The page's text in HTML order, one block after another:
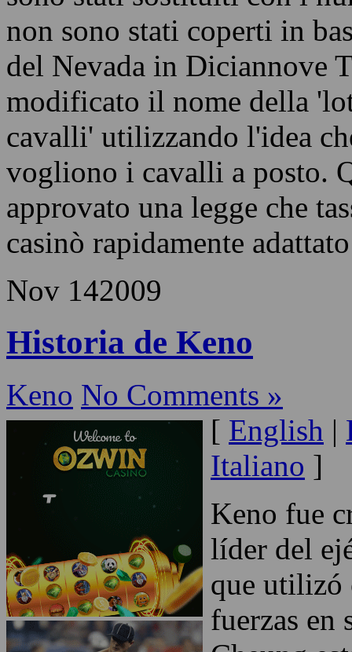
Keno è cresciuta in
partire dalla fine del 19 °
sono stati sostituiti con i
non sono stati coperti in
del Nevada in Diciannove
modificato il nome della
cavalli' utilizzando l'idea
vogliono i cavalli a posto.
approvato una legge che
casinò rapidamente
Nov142009
Historia de Keno
Keno No Comments »
[English |
Italiano]
Keno fue
líder del